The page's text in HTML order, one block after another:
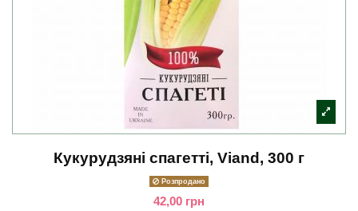
Кукурудзяні спагетті, Viand, 300 г
Розпродано
42,00 грн